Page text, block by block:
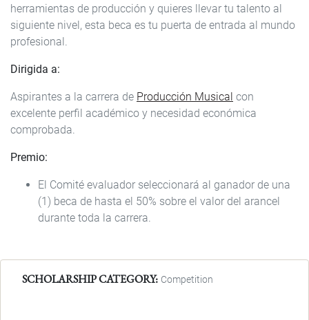
herramientas de producción y quieres llevar tu talento al
siguiente nivel, esta beca es tu puerta de entrada al mundo
profesional.
Dirigida a:
Aspirantes a la carrera de Producción Musical con
excelente perfil académico y necesidad económica
comprobada.
Premio:
El Comité evaluador seleccionará al ganador de una
(1) beca de hasta el 50% sobre el valor del arancel
durante toda la carrera.
SCHOLARSHIP CATEGORY Competition